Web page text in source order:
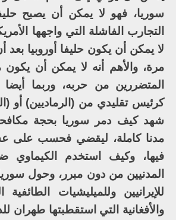
سوريا، فهو لا يمكن أن يصبح
التجارب الفاشلة التي واجهها
لا يمكن أن يكون حليفا أوروبيا بعد
مرة، والأهم أنه لا يمكن أن يكون
المتضررين من حربه، وربما
كرئيس تقليدي من (الرماديين) أو
شهد كيف دمر سوريا بحجة
مدنا كاملة، ليقضي فحسب على
فيها، وكيف استخدم
المدنيين من دون مبرر، وحول
للإيرانيين وللميليشيات الطائفية
والأفغانية التي استقطبتها طهران